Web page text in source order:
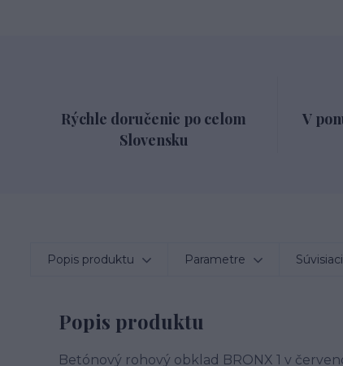
Rýchle doručenie po celom
Slovensku
V
Popis produktu Parametre
Popis produktu
Betónový rohový obklad BRONX 1 v